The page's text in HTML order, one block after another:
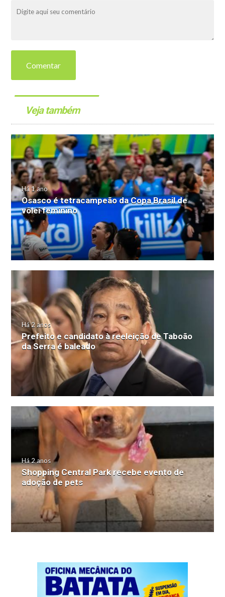
Comentar
Veja também
Há 1 ano
Osasco é tetracampeão da Copa Brasil de
vôlei feminino
Há 2 anos
Prefeito e candidato à reeleição de Taboão
da Serra é baleado
Há 2 anos
Shopping Central Park recebe evento de
adoção de pets